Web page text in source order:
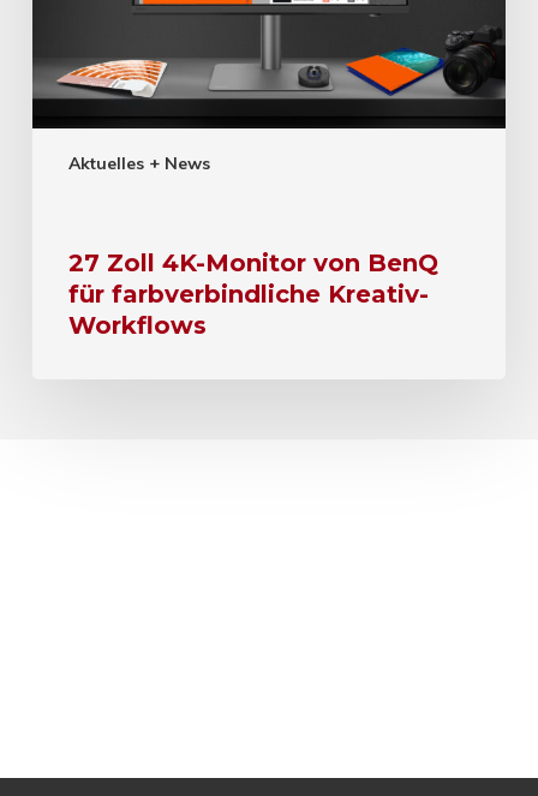
Aktuelles + News
27 Zoll 4K-Monitor von BenQ
für farbverbindliche Kreativ-
Workflows